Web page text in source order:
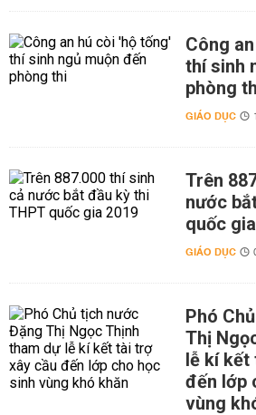
Công
thí sinh
phòng
GIÁO DỤC
Trên
nước
quốc
GIÁO DỤC
Phó
Thị
lễ kí kết
đến lớp
vùng